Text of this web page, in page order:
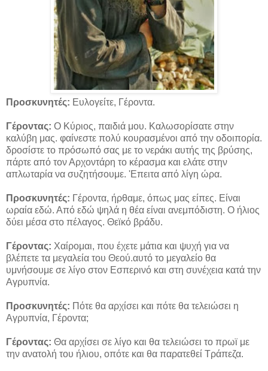
Προσκυνητές: Ευλογείτε, Γέροντα.
Γέροντας: Ο Κύριος, παιδιά μου. Καλωσορίσατε στην
καλύβη μας. φαίνεστε πολύ κουρασμένοι από την οδοιπορία.
δροσίστε το πρόσωπό σας με το νεράκι αυτής της βρύσης,
πάρτε από τον Αρχοντάρη το κέρασμα και ελάτε στην
απλωταρία να συζητήσουμε. 'Επειτα από λίγη ώρα.
Προσκυνητές: Γέροντα, ήρθαμε, όπως μας είπες. Είναι
ωραία εδώ. Από εδώ ψηλά η θέα είναι ανεμπόδιστη. Ο ήλιος
δύει μέσα στο πέλαγος. Θεϊκό βράδυ.
Γέροντας: Χαίρομαι, που έχετε μάτια και ψυχή για να
βλέπετε τα μεγαλεία του Θεού.αυτό το μεγαλείο θα
υμνήσουμε σε λίγο στον Εσπερινό και στη συνέχεια κατά την
Αγρυπνία.
Προσκυνητές: Πότε θα αρχίσει και πότε θα τελειώσει η
Αγρυπνία, Γέροντα;
Γέροντας: Θα αρχίσει σε λίγο και θα τελειώσει το πρωϊ με
την ανατολή του ήλιου, οπότε και θα παρατεθεί Τράπεζα.